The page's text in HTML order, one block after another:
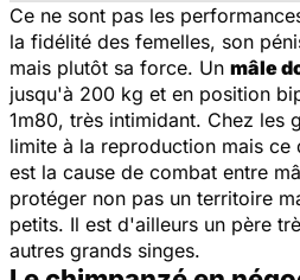
Ce ne sont pas les
la fidélité des femelles, son
mais plutôt sa force. Un mâle
jusqu'à 200 kg et en position
1m80, très intimidant. Chez les
limite à la reproduction mais
est la cause de combat entre
protéger non pas un territoire
petits. Il est d'ailleurs un père
autres grands singes.